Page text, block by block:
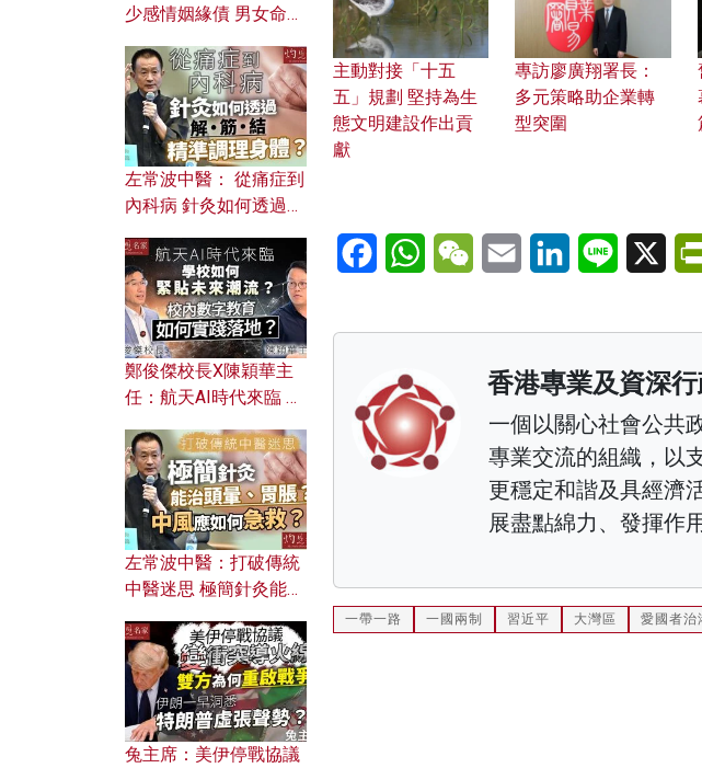
主動對接「十五
五」規劃 堅持為生
態文明建設作出貢
獻
專訪廖廣翔署長：
多元策略助企業轉
型突圍
FacebookWhatsAppWeChatEmail LinkedInLine X
香港專業及資深
一個以關心社會公共
專業交流的組織，以
更穩定和諧及具經濟
展盡點綿力、發揮作用
一帶一路 一國兩制 習近平 大灣區 愛國者治
少感情姻緣債 男女命途
的七情六欲？
左常波中醫： 從痛症到
內科病 針灸如何透過解
鄭俊傑校長X陳穎華主
任：航天AI時代來臨 學
校內數字教育如何實踐
落地？
左常波中醫：打破傳統
中醫迷思 極簡針灸能治
何急救？
兔主席：美伊停戰協議